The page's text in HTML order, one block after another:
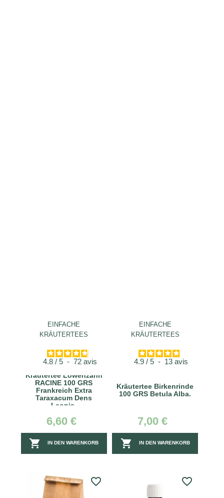
EINFACHE
KRÄUTERTEES
4.8 / 5 - 72 avis
Kräutertee Löwenzahn
RACINE 100 GRS
Frankreich Extra
Taraxacum Dens
Leonis.
6,60 €
 IN DEN WARENKORB
EINFACHE
KRÄUTERTEES
4.9 / 5 - 13 avis
Kräutertee Birkenrinde
100 GRS Betula Alba.
7,00 €
 IN DEN WARENKORB
favorite_border favorite_border